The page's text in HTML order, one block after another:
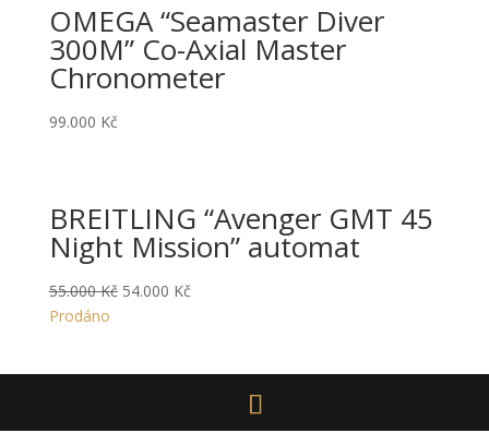
OMEGA “Seamaster Diver
300M” Co-Axial Master
Chronometer
99.000 Kč
BREITLING “Avenger GMT 45
Night Mission” automat
55.000Kč Original
54.000 KčCurrent
Prodáno